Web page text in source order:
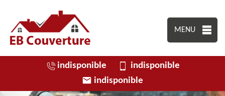
MENU
indisponible
indisponible
indisponible